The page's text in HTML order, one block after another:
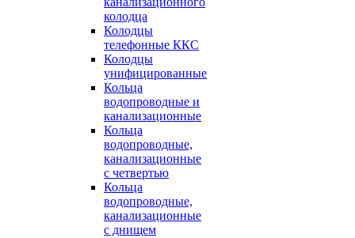
колодца
Колодцы
телефонные ККС
Колодцы
унифицированные
Кольца
водопроводные и
канализационные
Кольца
водопроводные,
канализационные
с четвертью
Кольца
водопроводные,
канализационные
с днищем